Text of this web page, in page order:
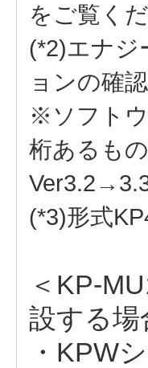
をご覧く
(*2)エナジ
ョンの確
※ソフト
桁あるも
(*3)形式
＜KP-
設する場
・KPW